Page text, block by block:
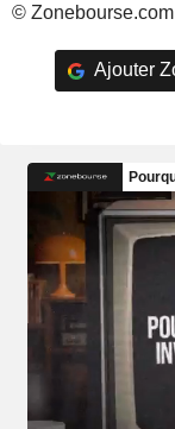
©
Ajouter